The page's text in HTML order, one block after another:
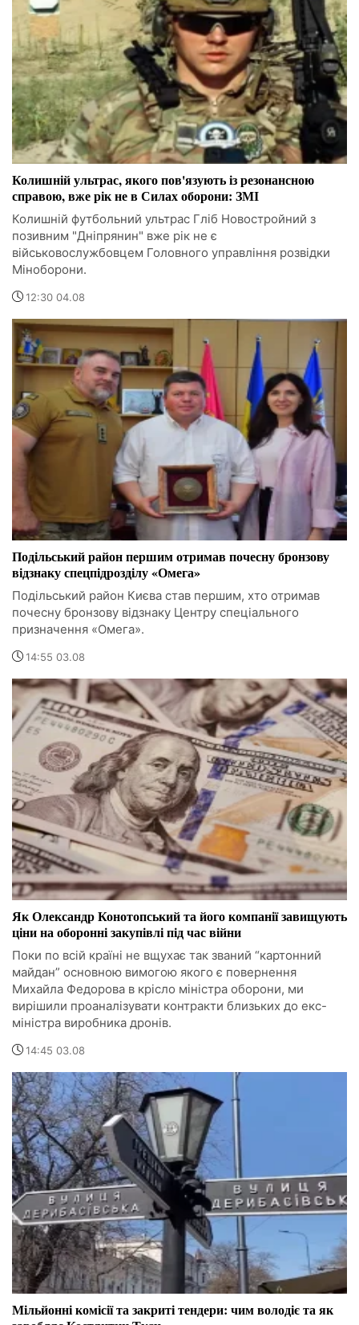
Колишній ультрас, якого пов'язують із резонансною
справою, вже рік не в Силах оборони: ЗМІ
Колишній футбольний ультрас Гліб Новостройний з
позивним "Дніпрянин" вже рік не є
військовослужбовцем Головного управління розвідки
Міноборони.
12:30 04.08
Подільський район першим отримав почесну бронзову
відзнаку спецпідрозділу «Омега»
Подільський район Києва став першим, хто отримав
почесну бронзову відзнаку Центру спеціального
призначення «Омега».
14:55 03.08
Як Олександр Конотопський та його компанії завищують
ціни на оборонні закупівлі під час війни
Поки по всій країні не вщухає так званий “картонний
майдан” основною вимогою якого є повернення
Михайла Федорова в крісло міністра оборони, ми
вирішили проаналізувати контракти близьких до екс-
міністра виробника дронів.
14:45 03.08
Мільйонні комісії та закриті тендери: чим володіє та як